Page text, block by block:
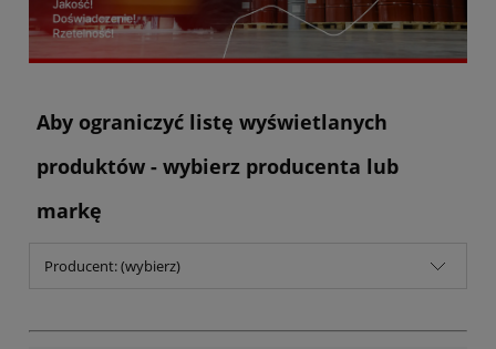
Aby ograniczyć listę wyświetlanych
produktów - wybierz producenta lub
markę
Producent: (wybierz)